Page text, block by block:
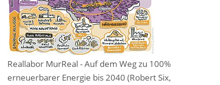
Reallabor MurReal - Auf dem Weg zu 100%
erneuerbarer Energie bis 2040 (Robert Six,